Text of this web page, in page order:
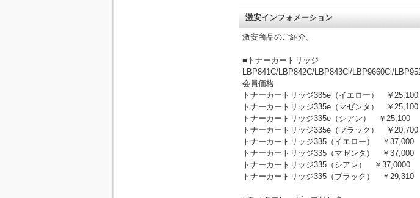
激安インフォメーション
激安商品のご紹介。
■トナーカートリッジ
LBP841C/LBP842C/LBP843Ci/LBP9660Ci/
会員価格
トナーカートリッジ335e（イエロー） ￥25,100
トナーカートリッジ335e（マゼンタ） ￥25,100
トナーカートリッジ335e（シアン） ￥25,100
トナーカートリッジ335e（ブラック） ￥20,700
トナーカートリッジ335（イエロー） ￥37,000
トナーカートリッジ335（マゼンタ） ￥37,000
トナーカートリッジ335（シアン） ￥37,0000
トナーカートリッジ335（ブラック） ￥29,310